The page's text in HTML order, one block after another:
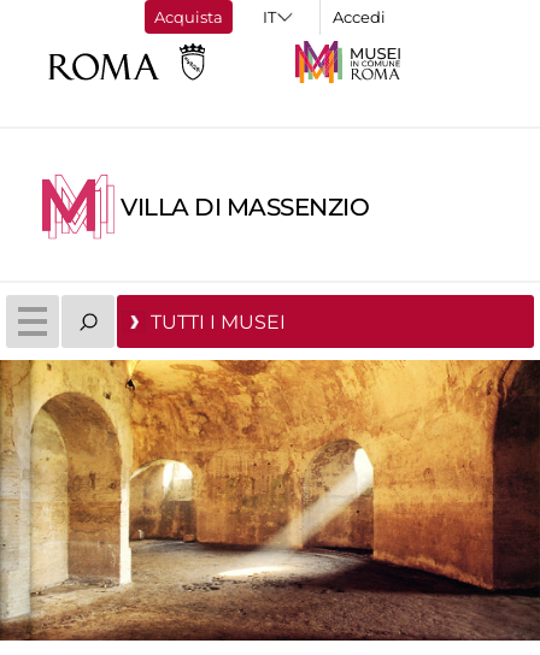
Acquista Accedi
VILLA DI MASSENZIO
TUTTI I MUSEI